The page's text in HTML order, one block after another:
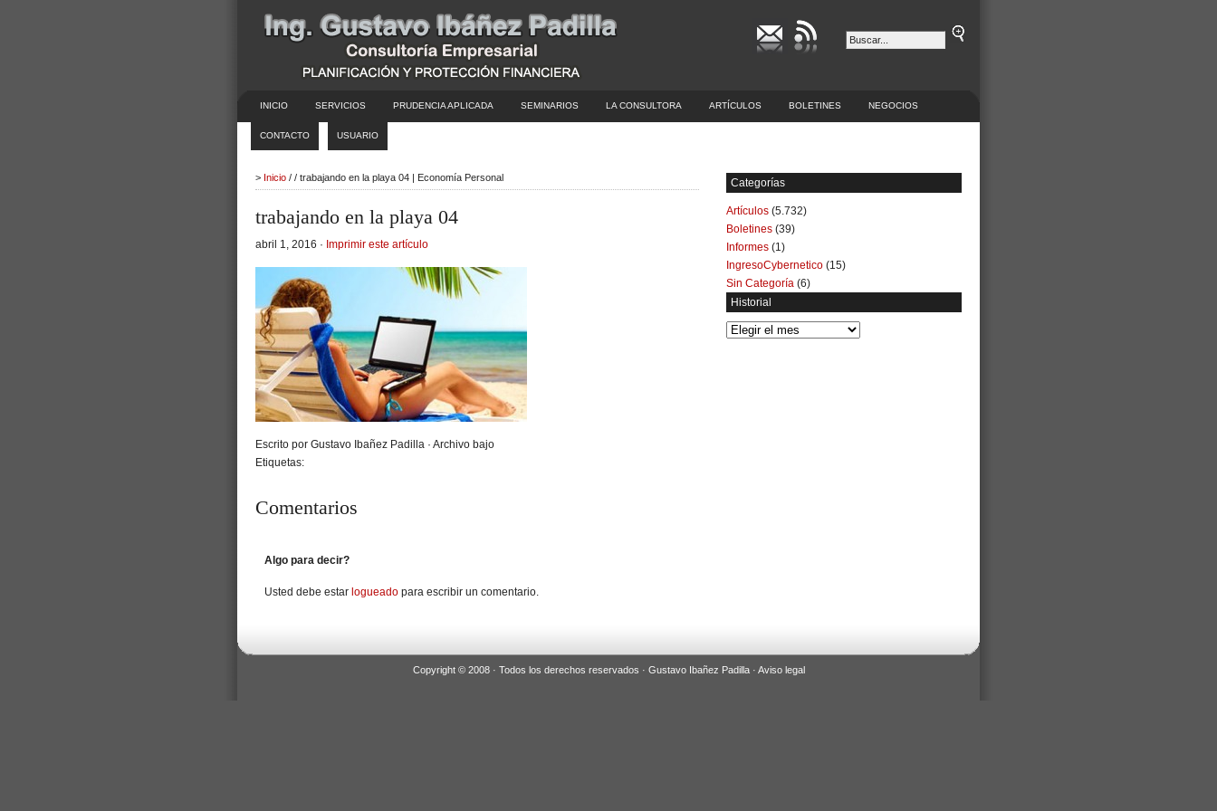
INICIO SERVICIOS PRUDENCIA APLICADA SEMINARIOS LA CONSULTORA ARTÍCULOS BOLETINES NEGOCIOS
CONTACTO USUARIO
> Inicio / / trabajando en la playa 04 | Economía Personal
trabajando en la playa 04
abril 1, 2016 · Imprimir este artículo
Escrito por Gustavo Ibañez Padilla · Archivo bajo
Etiquetas:
Comentarios
Algo para decir?
Usted debe estar logueado para escribir un comentario.
Categorías
Artículos (5.732)
Boletines (39)
Informes (1)
IngresoCybernetico (15)
Sin Categoría (6)
Historial
Historial
Copyright © 2008 · Todos los derechos reservados · Gustavo Ibañez Padilla · Aviso legal